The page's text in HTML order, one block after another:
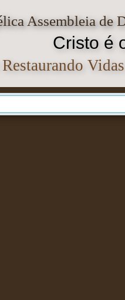
Assembleia de
Cristo é